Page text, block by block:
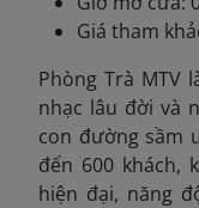
Giá tham
Phòng Trà MTV
nhạc lâu đời và
con đường sầm
đến 600 khách,
hiện đại, năng